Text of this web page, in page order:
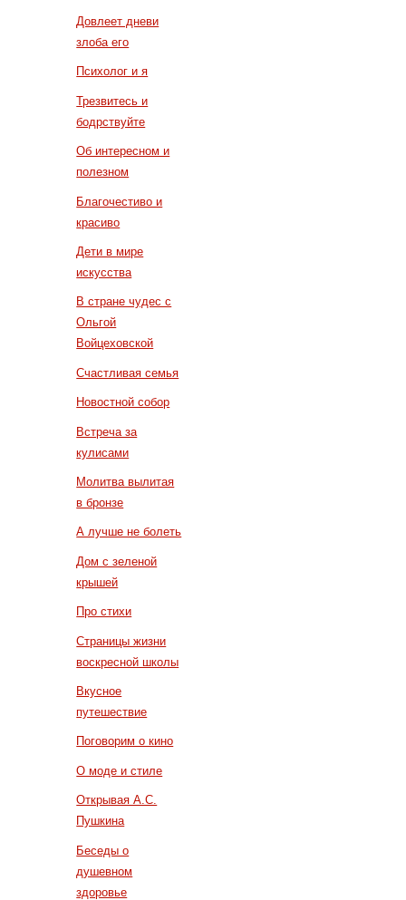
Довлеет дневи
злоба его
Психолог и я
Трезвитесь и
бодрствуйте
Об интересном и
полезном
Благочестиво и
красиво
Дети в мире
искусства
В стране чудес с
Ольгой
Войцеховской
Счастливая семья
Новостной собор
Встреча за
кулисами
Молитва вылитая
в бронзе
А лучше не болеть
Дом с зеленой
крышей
Про стихи
Страницы жизни
воскресной школы
Вкусное
путешествие
Поговорим о кино
О моде и стиле
Открывая А.С.
Пушкина
Беседы о
душевном
здоровье